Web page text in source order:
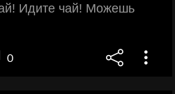
Идите чай! Можешь
0